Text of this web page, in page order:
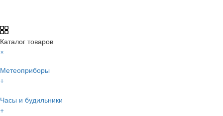
Каталог товаров
×
Метеоприборы
+
Часы и будильники
+